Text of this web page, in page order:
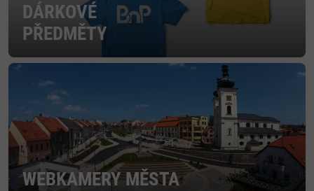
DÁRKOVÉ
PŘEDMĚTY
WEBKAMERY MĚSTA